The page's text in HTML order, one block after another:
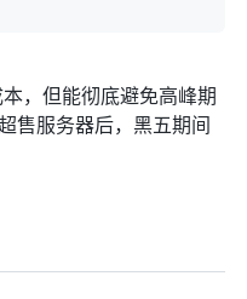
，但能彻底避免高峰期
售服务器后，黑五期间